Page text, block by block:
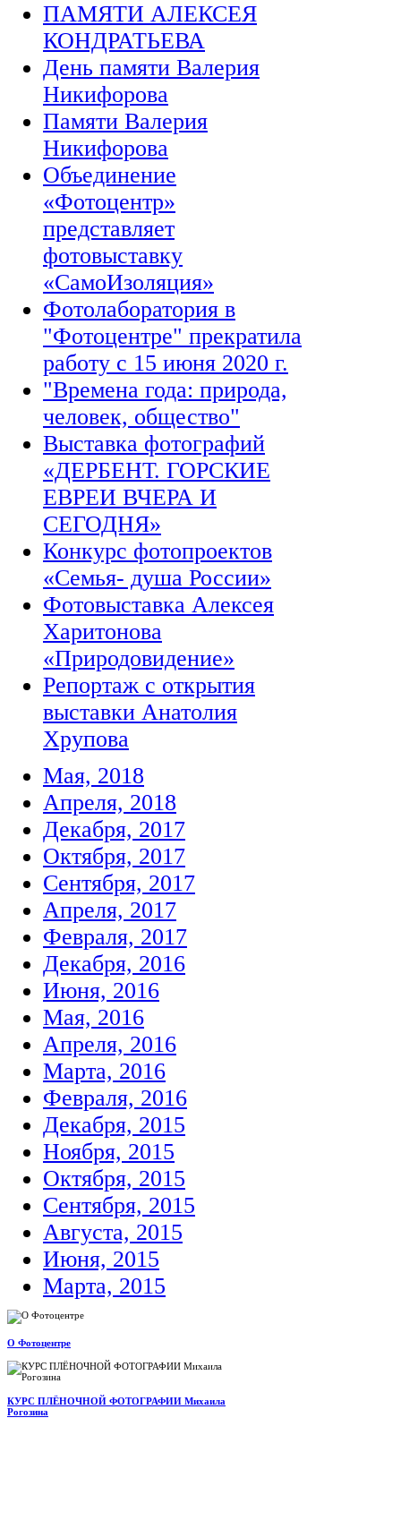
ПАМЯТИ АЛЕКСЕЯ
КОНДРАТЬЕВА
День памяти Валерия
Никифорова
Памяти Валерия
Никифорова
Объединение
«Фотоцентр»
представляет
фотовыставку
«СамоИзоляция»
Фотолаборатория в
"Фотоцентре" прекратила
работу с 15 июня 2020 г.
"Времена года: природа,
человек, общество"
Выставка фотографий
«ДЕРБЕНТ. ГОРСКИЕ
ЕВРЕИ ВЧЕРА И
СЕГОДНЯ»
Конкурс фотопроектов
«Семья- душа России»
Фотовыставка Алексея
Харитонова
«Природовидение»
Репортаж с открытия
выставки Анатолия
Хрупова
Мая, 2018
Апреля, 2018
Декабря, 2017
Октября, 2017
Сентября, 2017
Апреля, 2017
Февраля, 2017
Декабря, 2016
Июня, 2016
Мая, 2016
Апреля, 2016
Марта, 2016
Февраля, 2016
Декабря, 2015
Ноября, 2015
Октября, 2015
Сентября, 2015
Августа, 2015
Июня, 2015
Марта, 2015
О Фотоцентре
КУРС ПЛЁНОЧНОЙ ФОТОГРАФИИ Михаила
Рогозина